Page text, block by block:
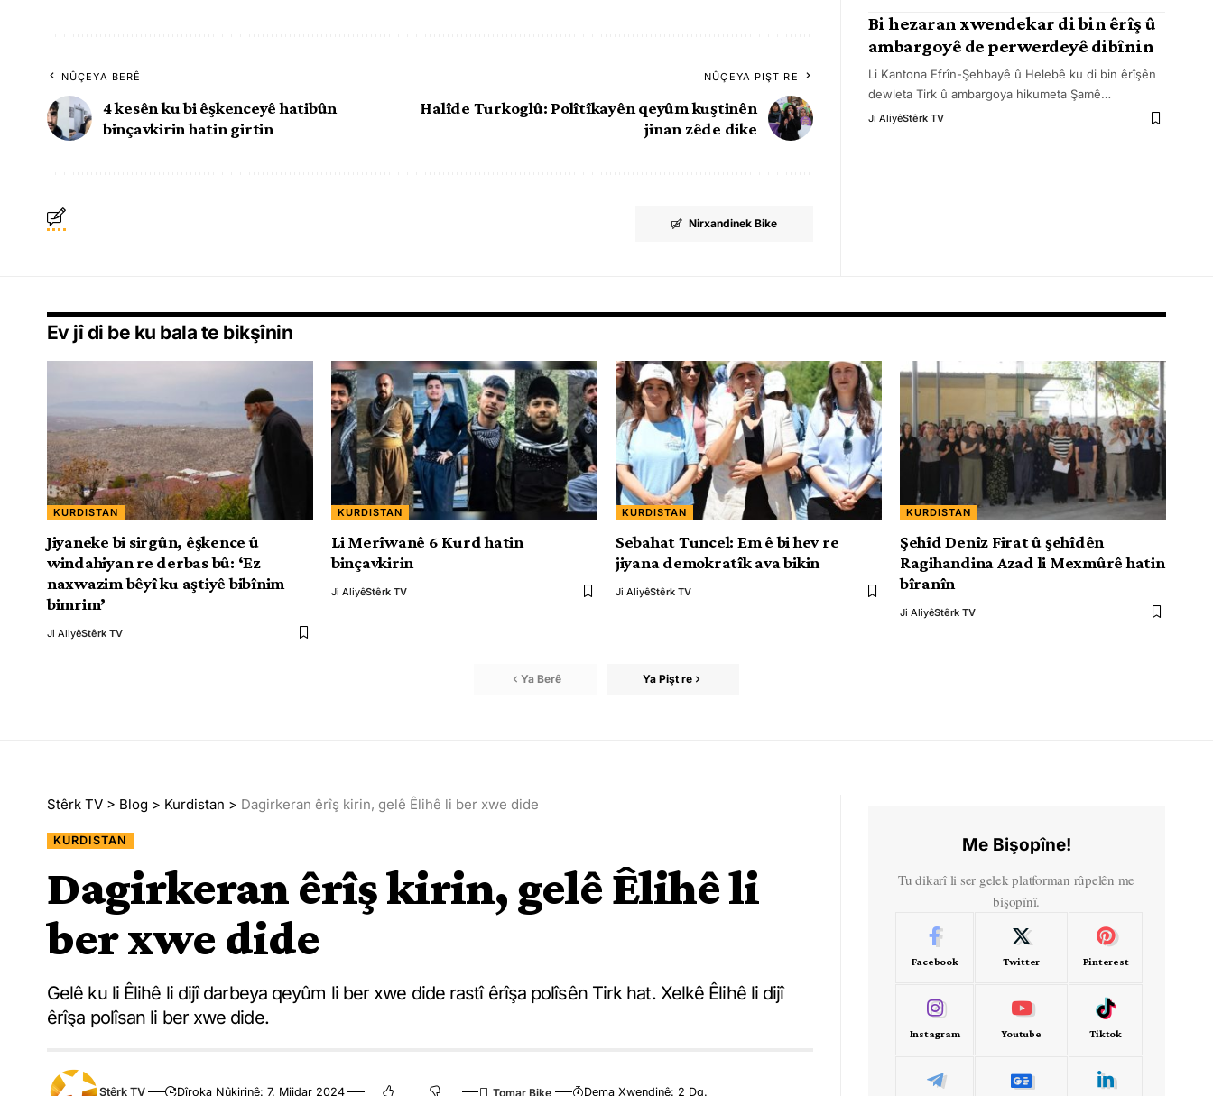
NÛÇEYA BERÊ
4 kesên ku bi êşkenceyê hatibûn
binçavkirin hatin girtin
NÛÇEYA PIŞT RE
Halîde Turkoglû: Polîtîkayên qeyûm kuştinên
jinan zêde dike
Nirxandinek Bike
Bi hezaran xwendekar di bin êrîş û
ambargoyê de perwerdeyê dibînin
Li Kantona Efrîn-Şehbayê û Helebê ku di bin êrîşên
dewleta Tirk û ambargoya hikumeta Şamê…
Ji AliyêStêrk TV
Ev jî di be ku bala te bikşînin
KURDISTAN
Jiyaneke bi sirgûn, êşkence û
windahiyan re derbas bû: ‘Ez
naxwazim bêyî ku aştiyê bibînim
bimrim’
Ji AliyêStêrk TV
KURDISTAN
Li Merîwanê 6 Kurd hatin
binçavkirin
Ji AliyêStêrk TV
KURDISTAN
Sebahat Tuncel: Em ê bi hev re
jiyana demokratîk ava bikin
Ji AliyêStêrk TV
KURDISTAN
Şehîd Denîz Firat û şehîdên
Ragihandina Azad li Mexmûrê hatin
bîranîn
Ji AliyêStêrk TV
Ya Berê Ya Pişt re
Stêrk TV > Blog > Kurdistan > Dagirkeran êrîş kirin, gelê Êlihê li ber xwe dide
KURDISTAN
Dagirkeran êrîş kirin, gelê Êlihê li
ber xwe dide
Gelê ku li Êlihê li dijî darbeya qeyûm li ber xwe dide rastî êrîşa polîsên Tirk hat. Xelkê Êlihê li dijî
êrîşa polîsan li ber xwe dide.
Stêrk TV Dîroka Nûkirinê: 7. Mijdar 2024 Dema Xwendinê: 2 Dq.
Me Bişopîne!
Tu dikarî li ser gelek platforman rûpelên me
bişopînî.
Facebook Twitter Pinterest
Instagram Youtube Tiktok